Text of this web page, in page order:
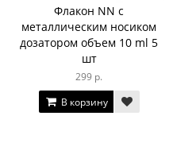
Флакон NN с
металлическим носиком
дозатором объем 10 ml 5
шт
299 р.
В корзину